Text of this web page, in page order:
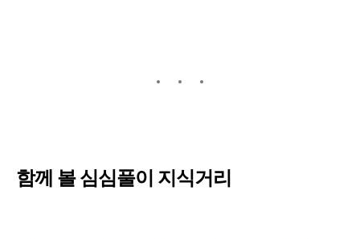
함께 볼 심심풀이 지식거리